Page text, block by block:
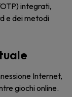
integrati,
e dei metodi
Internet,
giochi online.